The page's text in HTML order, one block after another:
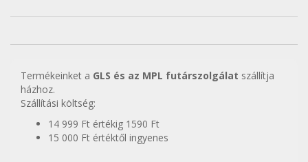
Termékeinket a GLS és az MPL futárszolgálat szállítja
házhoz.
Szállítási költség:
14 999 Ft értékig 1590 Ft
15 000 Ft értéktől ingyenes